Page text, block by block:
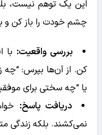
این یک توهم نیست،
چشم خودت را باز کن و
بررسی واقعیت:
کن. از آن‌ها بپرس: “چه
یا “چه سختی برای
دریافت پاسخ:
نمی‌کشند. بلکه زندگی